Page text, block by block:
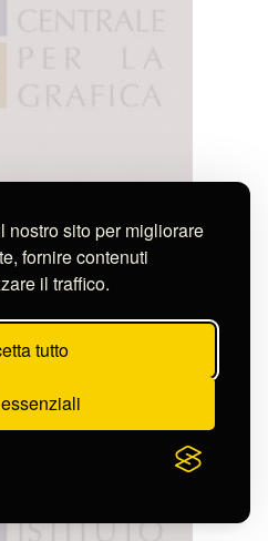
nostro sito per migliorare
fornire contenuti
il traffico.
tutto
(attribuito a)
AMATOR.